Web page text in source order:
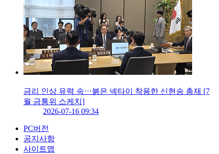
금리 인상 유력 속⋯붉은 넥타이 착용한 신현송 총재 [7
월 금통위 스케치]
2026-07-16 09:34
PC버전
공지사항
사이트맵